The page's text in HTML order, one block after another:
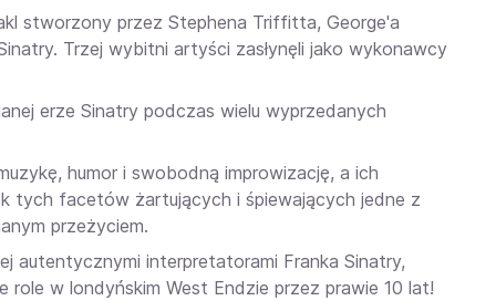
stworzony przez Stephena Triffitta, George'a
Trzej wybitni artyści zasłynęli jako wykonawcy
erze Sinatry podczas wielu wyprzedanych
humor i swobodną improwizację, a ich
tych facetów żartujących i śpiewających jedne z
przeżyciem.
autentycznymi interpretatorami Franka Sinatry,
role w londyńskim West Endzie przez prawie 10 lat!